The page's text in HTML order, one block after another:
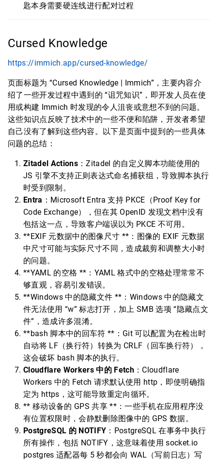
匙本身需要硬连线进行配对过程
Cursed Knowledge
https://immich.app/cursed-knowledge/
页面标题为 “Cursed Knowledge | Immich”，主要内容介
绍了一些开发过程中遇到的 “诅咒知识”，即开发人员在使
用或构建 Immich 时发现的令人沮丧或意想不到的问题。
这些知识点反映了技术中的一些不便和陷阱，开发者希望
自己没有了解到这些内容。以下是页面中提到的一些具体
问题的总结：
Zitadel Actions：Zitadel 的自定义脚本功能使用的
JS 引擎不支持正则表达式命名捕获组，导致脚本执行
时受到限制。
Entra ：Microsoft Entra 支持 PKCE（Proof Key for
Code Exchange），但在其 OpenID 发现文档中没有
包括这一点，导致客户端误以为 PKCE 不可用。
**EXIF 元数据中的图像尺寸 **：图像的 EXIF 元数据
中尺寸可能与实际尺寸不同，造成裁剪和调整大小时
的问题。
**YAML 的空格 **：YAML 格式中的空格处理常常不
够直观，容易引发错误。
**Windows 中的隐藏文件 **：Windows 中的隐藏文
件无法使用 “w” 标志打开，加上 SMB 选项 “隐藏点文
件”，造成许多混淆。
**bash 脚本中的回车符 **：Git 可以配置为在检出时
自动将 LF（换行符）转换为 CRLF（回车换行符），
这会破坏 bash 脚本的执行。
Cloudflare Workers 中的 Fetch：Cloudflare
Workers 中的 Fetch 请求默认使用 http，即使明确指
定为 https，这可能导致重定向循环。
** 移动设备的 GPS 共享 **：一些手机在应用程序没
有位置权限时，会静默删除图像中的 GPS 数据。
PostgreSQL 的 NOTIFY ：PostgreSQL 在事务中执行
所有操作，包括 NOTIFY，这意味着使用 socket.io
postgres 适配器每 5 秒都会向 WAL（写前日志）写